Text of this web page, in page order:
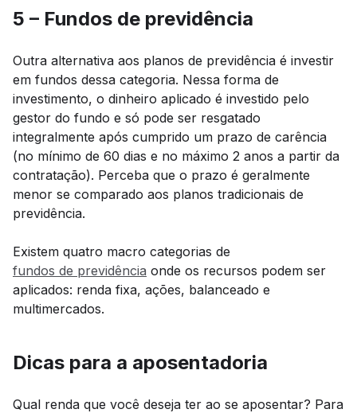
5 – Fundos de previdência
Outra alternativa aos planos de previdência é investir
em fundos dessa categoria. Nessa forma de
investimento, o dinheiro aplicado é investido pelo
gestor do fundo e só pode ser resgatado
integralmente após cumprido um prazo de carência
(no mínimo de 60 dias e no máximo 2 anos a partir da
contratação). Perceba que o prazo é geralmente
menor se comparado aos planos tradicionais de
previdência.
Existem quatro macro categorias de
fundos de previdência onde os recursos podem ser
aplicados: renda fixa, ações, balanceado e
multimercados.
Dicas para a aposentadoria
Qual renda que você deseja ter ao se aposentar? Para